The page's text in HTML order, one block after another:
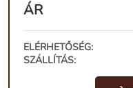
ÁR
ELÉRHETŐSÉG:
SZÁLLÍTÁS: